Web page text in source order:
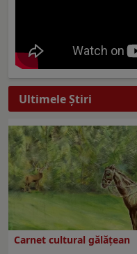
Ultimele Ştiri
Carnet cultural gălăţean